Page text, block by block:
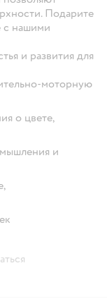
Подарите
с нашими
и развития для
моторную
о цвете,
и